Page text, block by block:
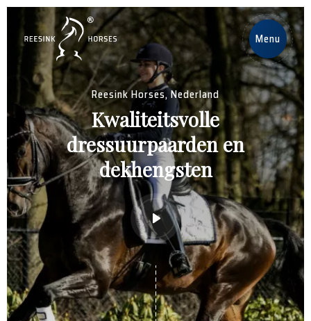
Menu
Paarden
Hengsten
Nieuws
Over ons
Contact
Reesink Horses, Nederland
Kwaliteitsvolle
dressuurpaarden en
dekhengsten